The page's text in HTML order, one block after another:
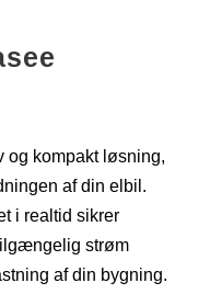
og kompakt løsning,
af din elbil.
i realtid sikrer
strøm
af din bygning.